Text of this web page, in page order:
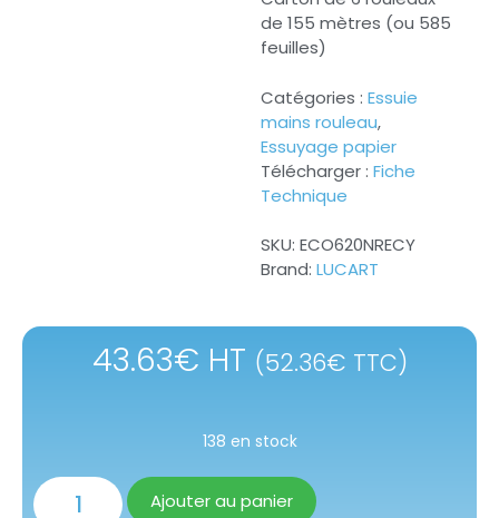
de 155 mètres (ou 585
feuilles)
Catégories : Essuie
mains rouleau,
Essuyage papier
Télécharger : Fiche
Technique
SKU: ECO620NRECY
Brand: LUCART
43.63€ HT (52.36€ TTC)
138 en stock
Ajouter au panier